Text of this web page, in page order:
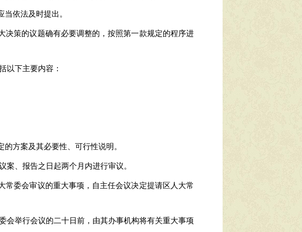
依法及时提出。
决策的议题确有必要调整的，按照第一款规定的程序进
以下主要内容：
方案及其必要性、可行性说明。
案、报告之日起两个月内进行审议。
委会审议的重大事项，自主任会议决定提请区人大常
会举行会议的二十日前，由其办事机构将有关重大事项